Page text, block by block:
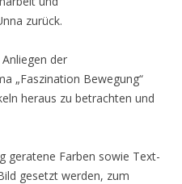
zurück.
der
„Faszination Bewegung“
heraus zu betrachten und
geratene Farben sowie Text-
gesetzt werden, zum